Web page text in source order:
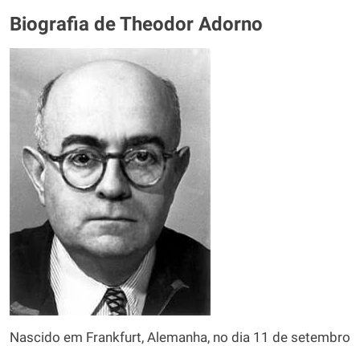
Biografia de Theodor Adorno
Nascido em Frankfurt, Alemanha, no dia 11 de setembro